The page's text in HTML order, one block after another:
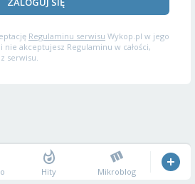
Regulaminu serwisu Wykop.pl w jego
akceptujesz Regulaminu w całości,
serwisu.
Hity Mikroblog